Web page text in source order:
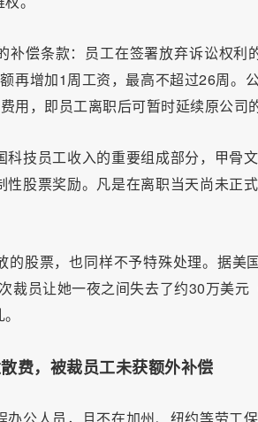
补偿条款：员工在签署放弃诉讼权利
再增加1周工资，最高不超过26周。
，即员工离职后可暂时延续原公司
技员工收入的重要组成部分，甲骨
股票奖励。凡是在离职当天尚未正
的股票，也同样不予特殊处理。据美
裁员让她一夜之间失去了约30万美元
费，被裁员工未获额外补偿